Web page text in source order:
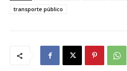
transporte público